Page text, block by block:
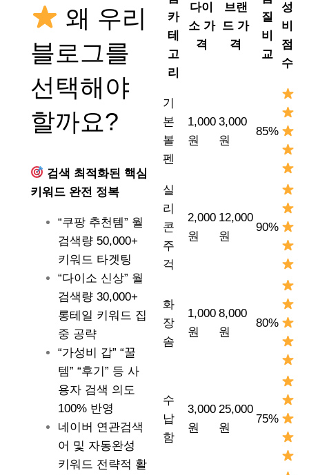
왜 우리
블로그를
선택해야
할까요?
검색 최적화된 핵심
키워드 완전 정복
“쿠팡 추천템” 월
검색량 50,000+
키워드 타겟팅
“다이소 신상” 월
검색량 30,000+
롱테일 키워드 집
중 공략
“가성비 갑” “꿀
템” “후기” 등 사
용자 검색 의도
100% 반영
네이버 연관검색
어 및 자동완성
키워드 전략적 활
카
테
고
리
다이
소 가
격
브랜
드 가
격
질
비
교
성
비
점
수
기
본
볼
펜
1,000
원
3,000
원
85%
실
리
콘
주
걱
2,000
원
12,000
원
90%
화
장
솜
1,000
원
8,000
원
80%
수
납
함
3,000
원
25,000
원
75%